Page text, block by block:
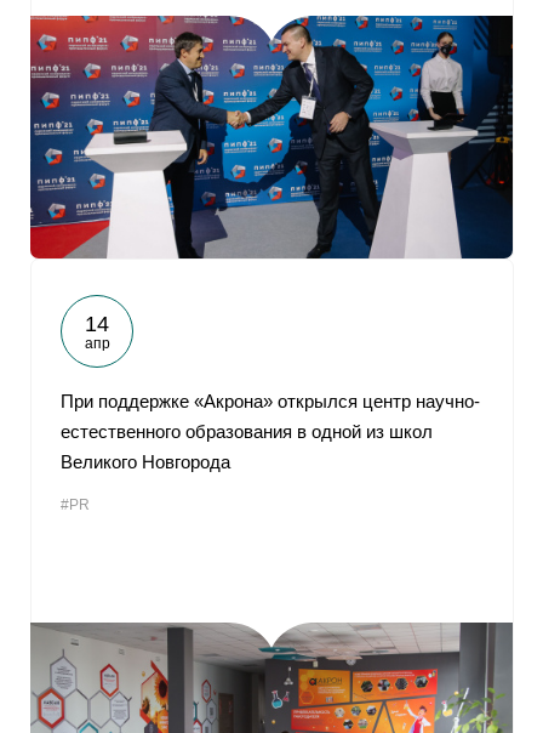
14
апр
При поддержке «Акрона» открылся центр научно-
естественного образования в одной из школ
Великого Новгорода
#PR